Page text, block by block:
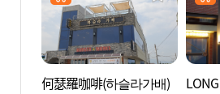
何瑟羅咖啡(하슬라가배)